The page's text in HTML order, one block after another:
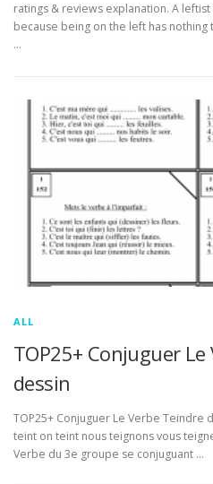
ratings & reviews explanation. A
because being on the left has
…
ALL
TOP25+ Conjuguer
dessin
TOP25+ Conjuguer Le Verbe Teindre
teint on teint nous teignons vous
Verbe du 3e groupe se conjuguant …